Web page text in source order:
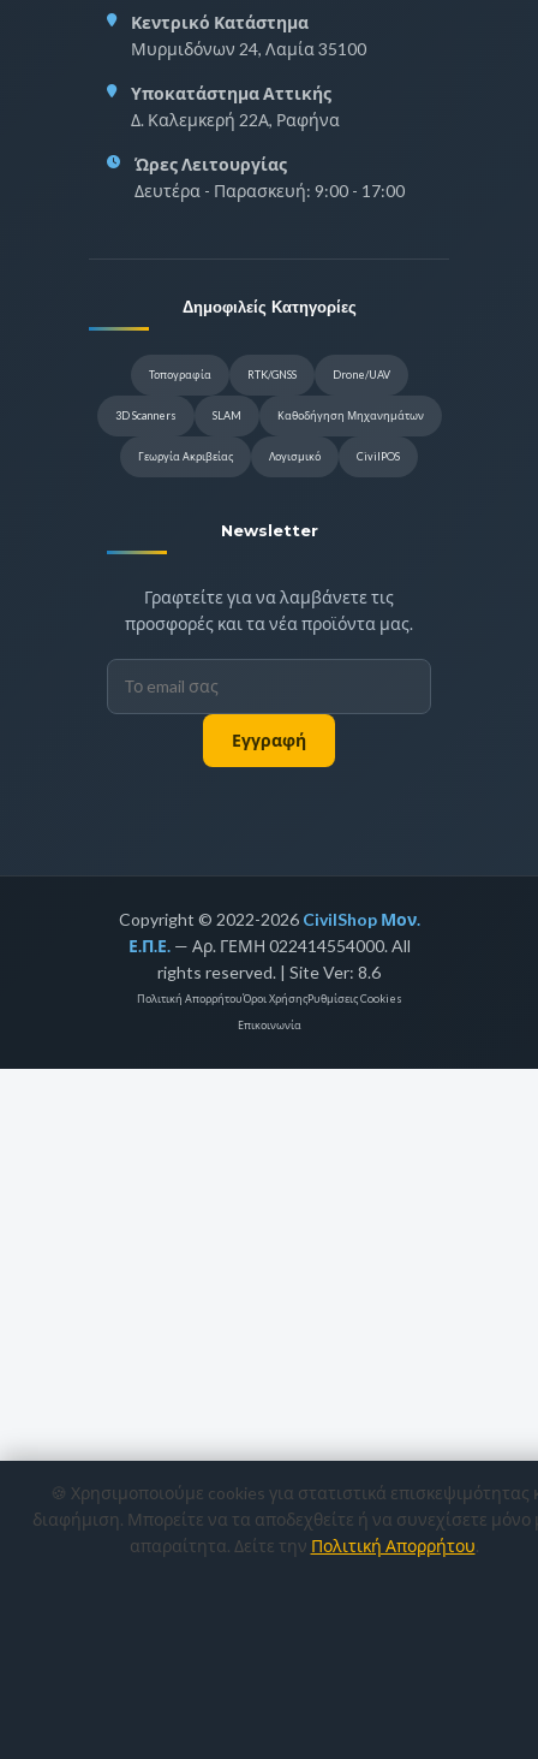
Κεντρικό Κατάστημα
Μυρμιδόνων 24, Λαμία 35100
Υποκατάστημα Αττικής
Δ. Καλεμκερή 22Α, Ραφήνα
Ώρες Λειτουργίας
Δευτέρα - Παρασκευή: 9:00 - 17:00
Δημοφιλείς Κατηγορίες
Τοπογραφία RTK/GNSS Drone/UAV
3D Scanners SLAM Καθοδήγηση Μηχανημάτων
Γεωργία Ακριβείας Λογισμικό CivilPOS
Newsletter
Γραφτείτε για να λαμβάνετε τις
προσφορές και τα νέα προϊόντα μας.
Εγγραφή
Copyright © 2022-2026 CivilShop Μον.
Ε.Π.Ε.— Αρ. ΓΕΜΗ 022414554000. All
rights reserved. | Site Ver: 8.6
Πολιτική ΑπορρήτουΌροι ΧρήσηςΡυθμίσεις Cookies
Επικοινωνία
🍪 Χρησιμοποιούμε cookies για στατιστικά επισκεψιμότητας
διαφήμιση. Μπορείτε να τα αποδεχθείτε ή να συνεχίσετε μόνο
απαραίτητα. Δείτε την Πολιτική Απορρήτου.